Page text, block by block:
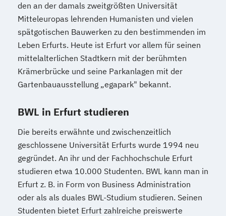
den an der damals zweitgrößten Universität
Mitteleuropas lehrenden Humanisten und vielen
spätgotischen Bauwerken zu den bestimmenden im
Leben Erfurts. Heute ist Erfurt vor allem für seinen
mittelalterlichen Stadtkern mit der berühmten
Krämerbrücke und seine Parkanlagen mit der
Gartenbauausstellung „egapark" bekannt.
BWL in Erfurt studieren
Die bereits erwähnte und zwischenzeitlich
geschlossene Universität Erfurts wurde 1994 neu
gegründet. An ihr und der Fachhochschule Erfurt
studieren etwa 10.000 Studenten. BWL kann man in
Erfurt z. B. in Form von Business Administration
oder als als duales BWL-Studium studieren. Seinen
Studenten bietet Erfurt zahlreiche preiswerte